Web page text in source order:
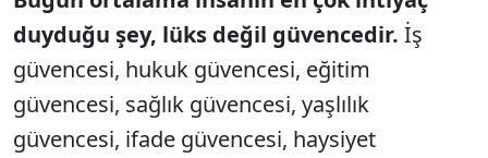
duyduğu şey, lüks değil güvencedir. İş
güvencesi, hukuk güvencesi, eğitim
güvencesi, sağlık güvencesi, yaşlılık
güvencesi, ifade güvencesi, haysiyet